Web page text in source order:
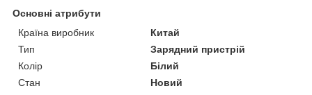
Основні атрибути
Країна виробник
Китай
Тип
Зарядний пристрій
Колір
Білий
Стан
Новий